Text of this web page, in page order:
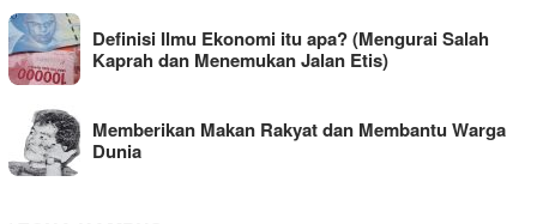
Definisi Ilmu Ekonomi itu apa? (Mengurai Salah
Kaprah dan Menemukan Jalan Etis)
Memberikan Makan Rakyat dan Membantu Warga
Dunia